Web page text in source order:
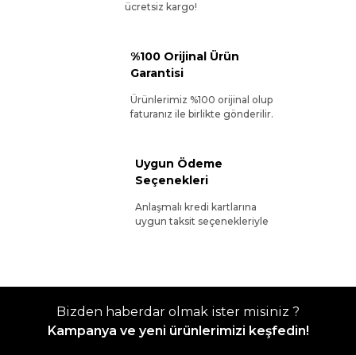
ücretsiz kargo!
%100 Orijinal Ürün
Garantisi
Ürünlerimiz %100 orijinal olup
faturanız ile birlikte gönderilir.
Uygun Ödeme
Seçenekleri
Anlaşmalı kredi kartlarına
uygun taksit seçenekleriyle
Bizden haberdar olmak ister misiniz ?
Kampanya ve yeni ürünlerimizi keşfedin!